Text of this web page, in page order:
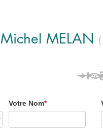
Michel MÉLAN
Votre Nom*